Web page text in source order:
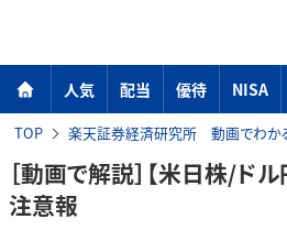
人気 配当 優待 NISA
TOP 楽天証券経済研究所 動画でわか
［動画で解説］【米日株/ド
注意報